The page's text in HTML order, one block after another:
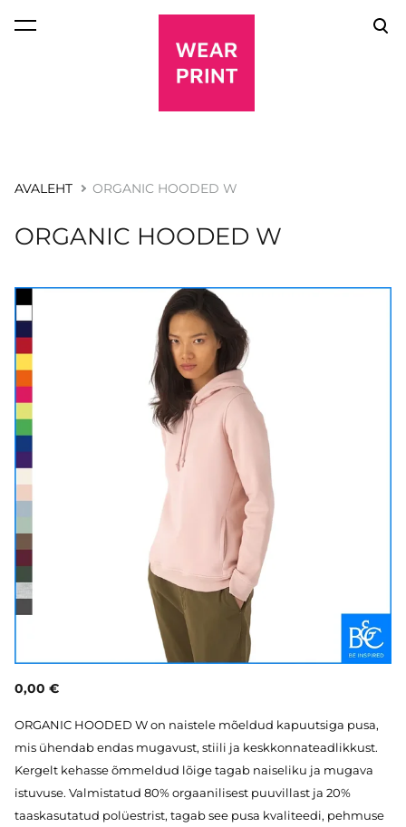
lisati ostukorvi.
AVALEHT ORGANIC HOODED W
ORGANIC HOODED W
0,00 €
ORGANIC HOODED W on naistele mõeldud kapuutsiga pusa,
mis ühendab endas mugavust, stiili ja keskkonnateadlikkust.
Kergelt kehasse õmmeldud lõige tagab naiseliku ja mugava
istuvuse. Valmistatud 80% orgaanilisest puuvillast ja 20%
taaskasutatud polüestrist, tagab see pusa kvaliteedi, pehmuse